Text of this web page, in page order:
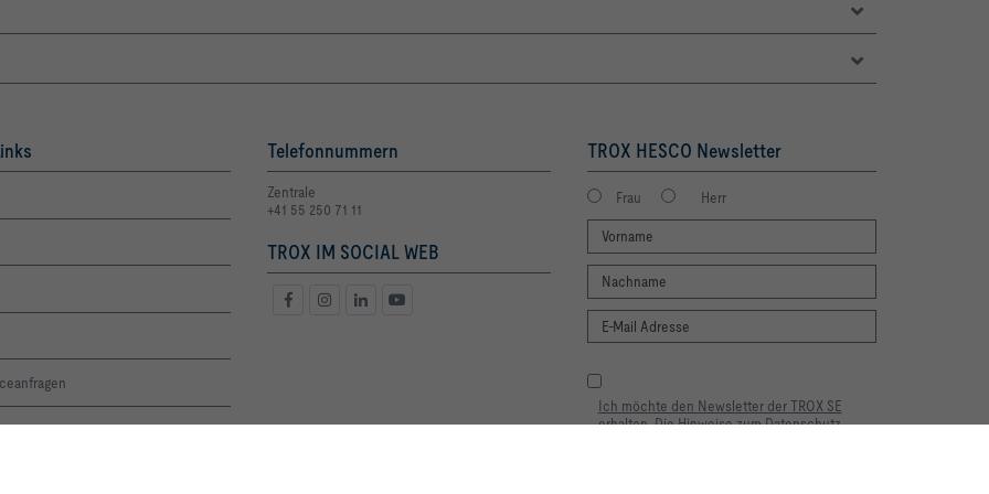
und Preisliste
Telefonnummern
Zentrale
+41 55 250 71 11
TROX IM SOCIAL WEB
TROX HESCO Newsletter
Frau Herr
Ich möchte den Newsletter der TROX SE
erhalten. Die Hinweise zum Datenschutz